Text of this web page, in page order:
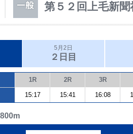
第５２回上毛新聞
5月2日
２日目
1R 2R 3R
15:17 15:41 16:08